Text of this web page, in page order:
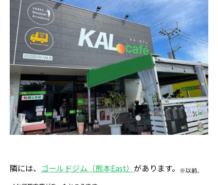
隣には、 ゴールドジム（熊本East） があります。
※以前、